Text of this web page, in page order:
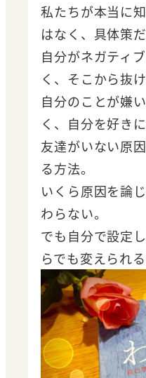
私たちが本当に
はなく、具体策だ
自分がネガティ
く、そこから抜
自分のことが嫌
く、自分を好き
友達がいない原
る方法。
いくら原因を論
わらない。
でも自分で設定
らでも変えられる